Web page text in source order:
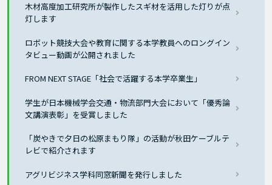
木材高度加工研究所が製作したスギ材を活用した灯りが点
灯します
ロボット競技大会や教育に関する本学教員へのロングイン
タビュー動画が公開されました
FROM NEXT STAGE「社会で活躍する本学卒業生」
学生が日本機械学会交通・物流部門大会において「優秀論
文講演表彰」を受賞しました
「炭やきで夕日の松原まもり隊」の活動が秋田ケーブルテ
レビで紹介されます
アグリビジネス学科同窓新聞を発行しました